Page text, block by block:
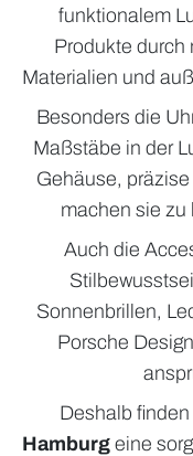
funktionalem
Produkte durch
Materialien und
Besonders die
Maßstäbe in der
Gehäuse,
machen sie zu
Auch die
Sonnenbrillen,
Porsche
Deshalb
Hamburgeine